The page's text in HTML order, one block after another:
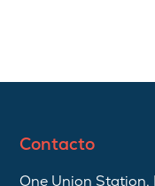
Contacto
One Union Station,